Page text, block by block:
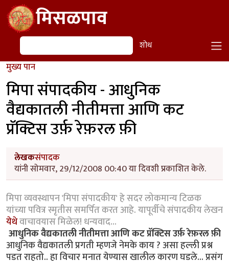
Skip to main contentमिसळपाव
शोध शोध
मुख्य पान
मिपा संपादकीय - आधुनिक
वैद्यकातली नीतीमत्ता आणि कट
प्रॅक्टिस उर्फ़ रेफ़रल फ़ी
लेखकसंपादक
यांनी सोमवार, 29/12/2008 00:40 या दिवशी प्रकाशित केले.
मिपा व्यवस्थापन 'मिपा संपादकीय' हे सदर लोकमान्य टिळक
यांच्या पवित्र स्मृतीस समर्पित करत आहे. यापूर्वीचे संपादकीय लेखन
येथेवाचावयास मिळेल! धन्यवाद...
आधुनिक वैद्यकातली नीतीमत्ता आणि कट प्रॅक्टिस उर्फ़ रेफ़रल फ़ी
आधुनिक वैद्यकातली प्रगती म्हणजे नेमके काय ? असा हल्ली प्रश्न
पडत राहतो.. हा विचार मनात येण्यास खालील कारण घडले... प्रसंग